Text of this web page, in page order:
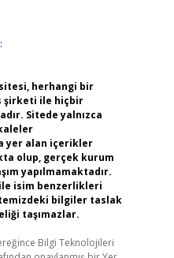
herhangi bir
şirketi ile hiçbir
Sitede yalnızca
yer alan içerikler
olup, gerçek kurum
yapılmamaktadır.
isim benzerlikleri
bilgiler taslak
taşımazlar.
Bilgi Teknolojileri